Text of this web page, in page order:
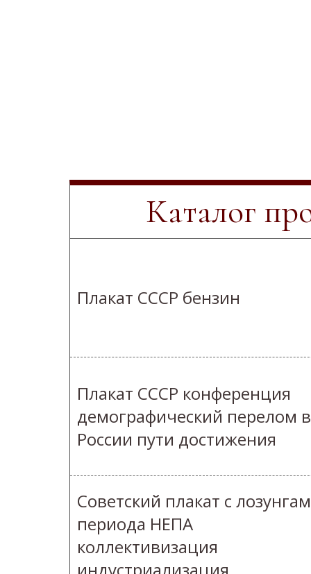
Каталог
Плакат СССР бензин
Плакат СССР конференция
демографический перелом в
России пути достижения
Советский плакат с
периода НЕПА
коллективизация